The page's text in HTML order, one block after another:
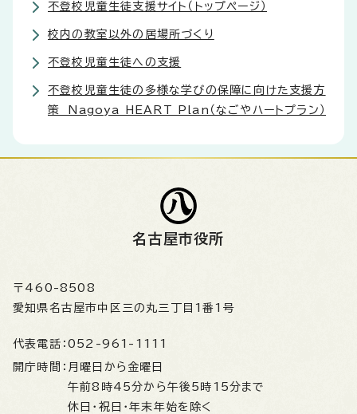
不登校児童生徒支援サイト（トップページ）
校内の教室以外の居場所づくり
不登校児童生徒への支援
不登校児童生徒の多様な学びの保障に向けた支援方
策 Nagoya HEART Plan（なごやハートプラン）
名古屋市役所
〒460-8508
愛知県名古屋市中区三の丸三丁目1番1号
代表電話： 052-961-1111
開庁時間： 月曜日から金曜日
午前8時45分から午後5時15分まで
休日・祝日・年末年始を除く